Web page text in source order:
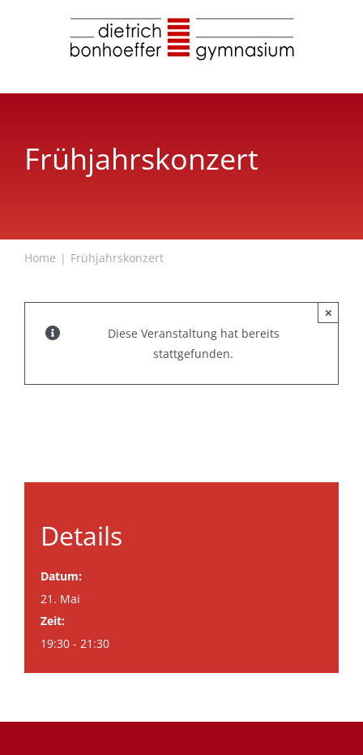
Frühjahrskonzert
Home Frühjahrskonzert
Diese Veranstaltung hat bereits
stattgefunden.
×
Details
Datum:
21. Mai
Zeit:
19:30 - 21:30